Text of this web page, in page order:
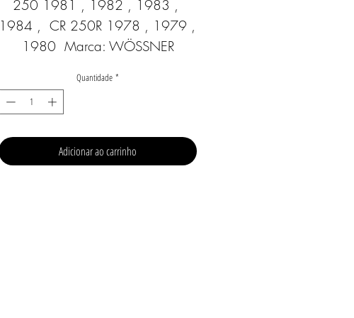
250 1981 , 1982 , 1983 ,
1984 ,  CR 250R 1978 , 1979 ,
1980  Marca: WÖSSNER
Quantidade *
Adicionar ao carrinho